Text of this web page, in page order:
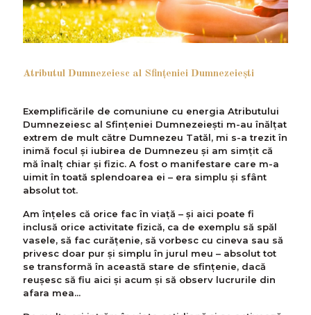
Atributul Dumnezeiesc al Sfinţeniei Dumnezeieşti
Exemplificările de comuniune cu energia Atributului
Dumnezeiesc al Sfinţeniei Dumnezeieşti m-au înălţat
extrem de mult către Dumnezeu Tatăl, mi s-a trezit în
inimă focul şi iubirea de Dumnezeu şi am simţit că
mă înalţ chiar şi fizic. A fost o manifestare care m-a
uimit în toată splendoarea ei – era simplu şi sfânt
absolut tot.
Am înţeles că orice fac în viaţă – şi aici poate fi
inclusă orice activitate fizică, ca de exemplu să spăl
vasele, să fac curăţenie, să vorbesc cu cineva sau să
privesc doar pur şi simplu în jurul meu – absolut tot
se transformă în această stare de sfinţenie, dacă
reuşesc să fiu aici şi acum şi să observ lucrurile din
afara mea...